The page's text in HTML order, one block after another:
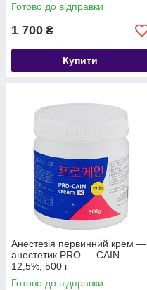
Готово до відправки
1 700 ₴
Купити
Анестезія первинний крем —
анестетик PRO — CAIN
12,5%, 500 г
Готово до відправки